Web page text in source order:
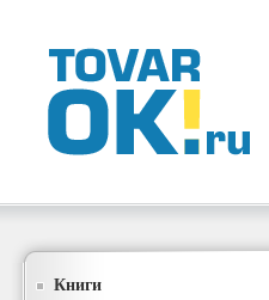
Книги